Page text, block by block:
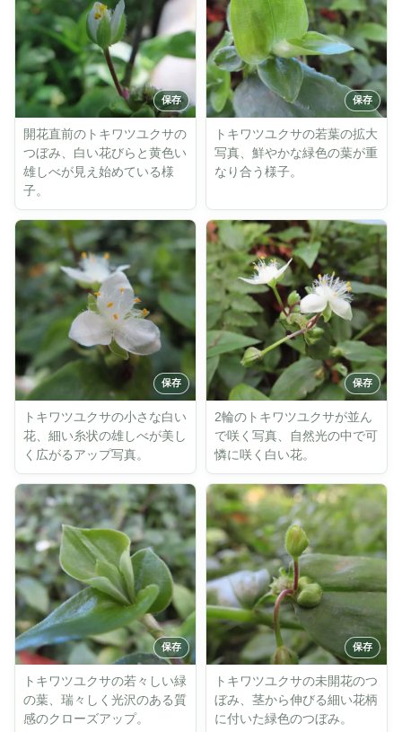
開花直前のトキワツユクサの
つぼみ、白い花びらと黄色い
雄しべが見え始めている様
子。
トキワツユクサの若葉の拡大
写真、鮮やかな緑色の葉が重
なり合う様子。
トキワツユクサの小さな白い
花、細い糸状の雄しべが美し
く広がるアップ写真。
2輪のトキワツユクサが並ん
で咲く写真、自然光の中で可
憐に咲く白い花。
トキワツユクサの若々しい緑
の葉、瑞々しく光沢のある質
感のクローズアップ。
トキワツユクサの未開花のつ
ぼみ、茎から伸びる細い花柄
に付いた緑色のつぼみ。